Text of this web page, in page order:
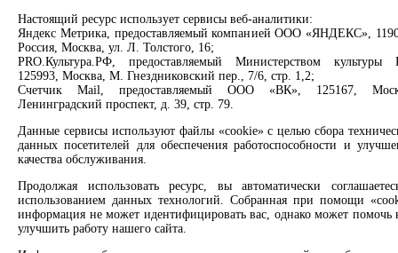
Информация о библиотеке
Библиотека № 7 имени И.М. Ермакова
Свободно - 1, всего - 1
Информация о библиотеке
Библиотека № 8 имени А.П. Чехова
Свободно - 1, всего - 1
Информация о библиотеке
Оцените качество услуг
Направить обращение директору
Соцсети
Вконтакте
Max
Rutube
Заметили опечатку? Выделите текст с ошибкой и нажмите
клавиши Ctrl+Enter или ссылку ниже
Настоящий ресурс использует сервисы веб-аналитики:
Яндекс Метрика, предоставляемый компанией ООО «ЯНДЕКС»,
Россия, Москва, ул. Л. Толстого, 16;
PRO.Культура.РФ, предоставляемый Министерством культуры
125993, Москва, М. Гнездниковский пер., 7/6, стр. 1,2;
Счетчик Mail, предоставляемый ООО «ВК», 125167,
Ленинградский проспект, д. 39, стр. 79.
Данные сервисы используют файлы «cookie» с целью сбора
данных посетителей для обеспечения работоспособности и
качества обслуживания.
Продолжая использовать ресурс, вы автоматически
использованием данных технологий. Собранная при помощи
информация не может идентифицировать вас, однако может помочь
улучшить работу нашего сайта.